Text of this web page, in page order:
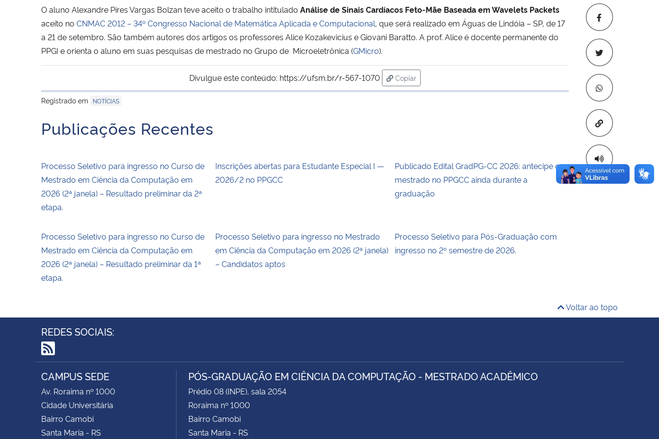
Copiar para
O aluno Alexandre Pires Vargas Bolzan teve aceito o trabalho intitulado Análise de Sinais Cardíacos Feto-Mãe Baseada em Wavelets Packets
aceito no CNMAC 2012 – 34º Congresso Nacional de Matemática Aplicada e Computacional, que será realizado em Águas de Lindóia – SP, de 17
a 21 de setembro. São também autores dos artigos os professores Alice Kozakevicius e Giovani Baratto. A prof. Alice é docente permanente do
PPGI e orienta o aluno em suas pesquisas de mestrado no Grupo de Microeletrônica (GMicro).
Divulgue este conteúdo: https://ufsm.br/r-567-1070
Copiar
para área de transferência
Registrado em
NOTÍCIAS
Publicações Recentes
Processo Seletivo para ingresso no Curso de
Mestrado em Ciência da Computação em
2026 (2ª janela) – Resultado preliminar da 2ª
etapa.
Inscrições abertas para Estudante Especial I —
2026/2 no PPGCC
Publicado Edital GradPG-CC 2026: antecipe o
mestrado no PPGCC ainda durante a
graduação
Processo Seletivo para ingresso no Curso de
Mestrado em Ciência da Computação em
2026 (2ª janela) – Resultado preliminar da 1ª
etapa.
Processo Seletivo para ingresso no Mestrado
em Ciência da Computação em 2026 (2ª janela)
– Candidatos aptos
Processo Seletivo para Pós-Graduação com
ingresso no 2º semestre de 2026.
Voltar ao topo
REDES SOCIAIS:
RSS
CAMPUS SEDE
Av. Roraima nº 1000
Cidade Universitária
Bairro Camobi
Santa Maria - RS
PÓS-GRADUAÇÃO EM CIÊNCIA DA COMPUTAÇÃO - MESTRADO ACADÊMICO
Prédio 08 (INPE), sala 2054
Roraima nº 1000
Bairro Camobi
Santa Maria - RS